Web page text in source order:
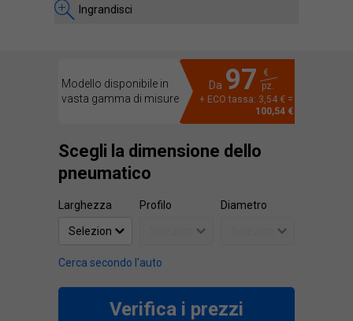
Ingrandisci
Modello disponibile in
vasta gamma di misure
Da 97
€
pz.
+ ECO tassa: 3,54 € =
100,54 €
Scegli la dimensione dello
pneumatico
Larghezza Profilo Diametro
Cerca secondo l'auto
Verifica i prezzi